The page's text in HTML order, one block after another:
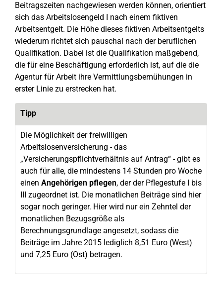
Beitragszeiten nachgewiesen werden können, orientiert
sich das Arbeitslosengeld I nach einem fiktiven
Arbeitsentgelt. Die Höhe dieses fiktiven Arbeitsentgelts
wiederum richtet sich pauschal nach der beruflichen
Qualifikation. Dabei ist die Qualifikation maßgebend,
die für eine Beschäftigung erforderlich ist, auf die die
Agentur für Arbeit ihre Vermittlungsbemühungen in
erster Linie zu erstrecken hat.
Tipp
Die Möglichkeit der freiwilligen
Arbeitslosenversicherung - das
„Versicherungspflichtverhältnis auf Antrag“ - gibt es
auch für alle, die mindestens 14 Stunden pro Woche
einen Angehörigen pflegen, der der Pflegestufe I bis
III zugeordnet ist. Die monatlichen Beiträge sind hier
sogar noch geringer. Hier wird nur ein Zehntel der
monatlichen Bezugsgröße als
Berechnungsgrundlage angesetzt, sodass die
Beiträge im Jahre 2015 lediglich 8,51 Euro (West)
und 7,25 Euro (Ost) betragen.